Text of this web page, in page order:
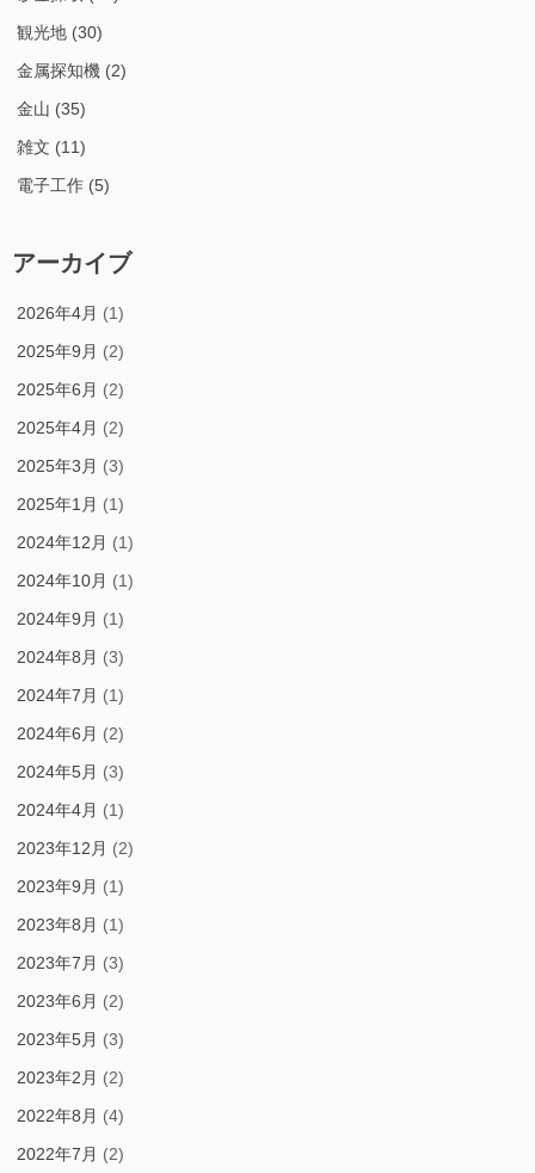
観光地 (30)
金属探知機 (2)
金山 (35)
雑文 (11)
電子工作 (5)
アーカイブ
2026年4月 (1)
2025年9月 (2)
2025年6月 (2)
2025年4月 (2)
2025年3月 (3)
2025年1月 (1)
2024年12月 (1)
2024年10月 (1)
2024年9月 (1)
2024年8月 (3)
2024年7月 (1)
2024年6月 (2)
2024年5月 (3)
2024年4月 (1)
2023年12月 (2)
2023年9月 (1)
2023年8月 (1)
2023年7月 (3)
2023年6月 (2)
2023年5月 (3)
2023年2月 (2)
2022年8月 (4)
2022年7月 (2)